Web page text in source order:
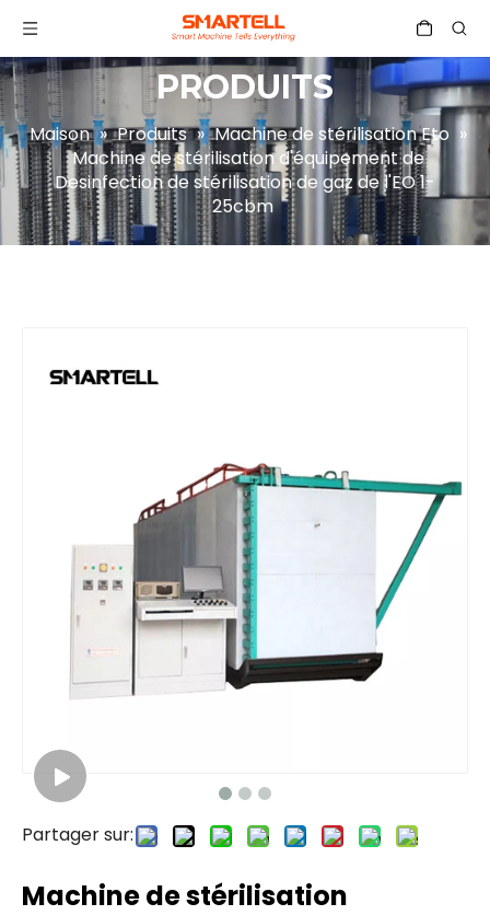
PRODUITS
Maison » Produits » Machine de stérilisation Eto »
Machine de stérilisation d'équipement de
Desinfection de stérilisation de gaz de l'EO 1-
25cbm
Partager sur:
Machine de stérilisation